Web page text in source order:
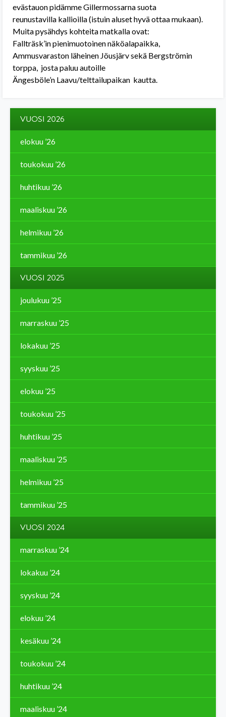
evästauon pidämme Gillermossarna suota
reunustavilla kallioilla (istuin aluset hyvä ottaa mukaan).
Muita pysähdys kohteita matkalla ovat:
Fallträsk’in pienimuotoinen näköalapaikka,
Ammusvaraston läheinen Jöusjärv sekä Bergströmin
torppa, josta paluu autoille
Ängesböle’n Laavu/telttailupaikan kautta.
VUOSI 2026
elokuu ’26
toukokuu ’26
huhtikuu ’26
maaliskuu ’26
helmikuu ’26
tammikuu ’26
VUOSI 2025
joulukuu ’25
marraskuu ’25
lokakuu ’25
syyskuu ’25
elokuu ’25
toukokuu ’25
huhtikuu ’25
maaliskuu ’25
helmikuu ’25
tammikuu ’25
VUOSI 2024
marraskuu ’24
lokakuu ’24
syyskuu ’24
elokuu ’24
kesäkuu ’24
toukokuu ’24
huhtikuu ’24
maaliskuu ’24